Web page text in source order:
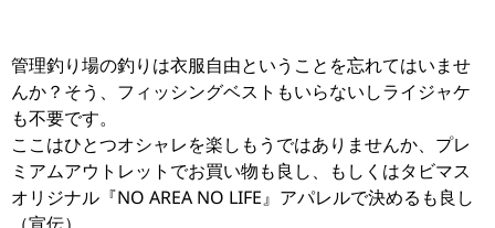
管理釣り場の釣りは衣服自由ということを忘れてはいませ
んか？そう、フィッシングベストもいらないしライジャケ
も不要です。
ここはひとつオシャレを楽しもうではありませんか、プレ
ミアムアウトレットでお買い物も良し、もしくはタビマス
オリジナル『NO AREA NO LIFE』アパレルで決めるも良し